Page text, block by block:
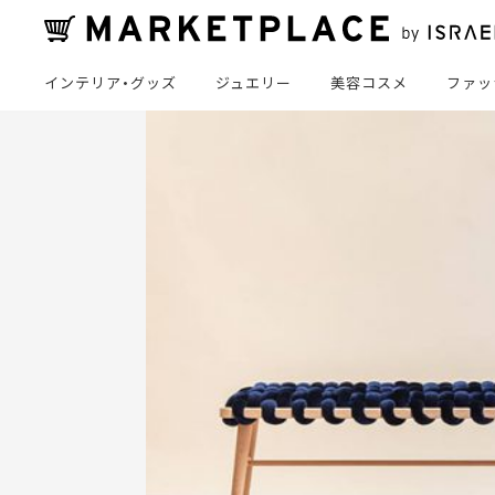
インテリア・グッズ ジュエリー 美容コスメ ファ